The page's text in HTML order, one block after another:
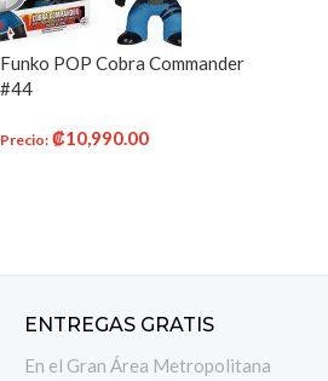
Funko POP Cobra Commander
#44
Precio: ₡10,990.00
ENTREGAS GRATIS
En el Gran Área Metropolitana